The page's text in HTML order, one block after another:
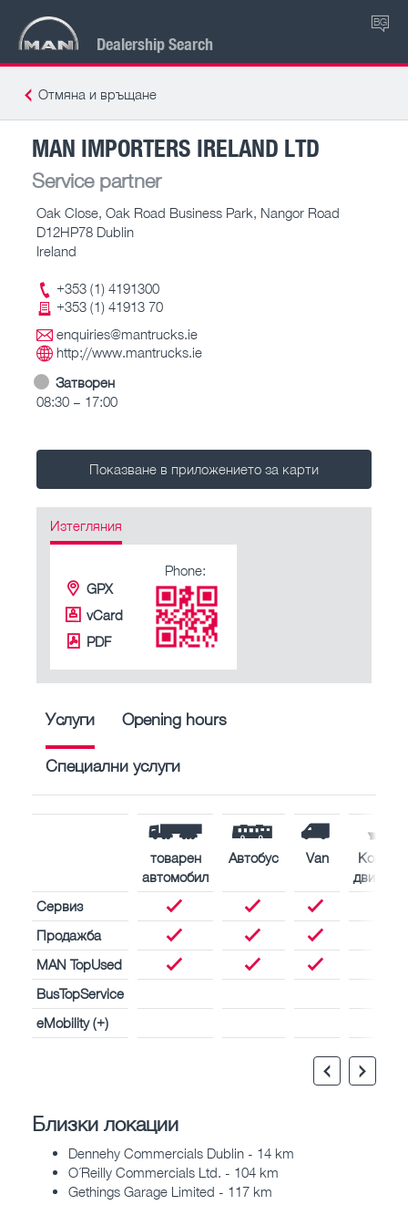
Dealership Search
BG
Отмяна и връщане
MAN IMPORTERS IRELAND LTD
Service partner
Oak Close, Oak Road Business Park, Nangor Road
D12HP78 Dublin
Ireland
+353 (1) 4191300
+353 (1) 41913 70
enquiries@mantrucks.ie
http://www.mantrucks.ie
Затворен
08:30 – 17:00
Показване в приложението за карти
Изтегляния
GPX
vCard
PDF
Phone:
Услуги Opening hours
Специални услуги
товарен
автомобил
Автобус Van
Сервиз
Продажба
MAN TopUsed
BusTopService
eMobility (+)
Близки локации
Dennehy Commercials Dublin - 14 km
O´Reilly Commercials Ltd. - 104 km
Gethings Garage Limited - 117 km